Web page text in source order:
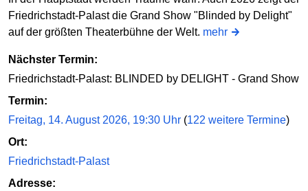
Friedrichstadt-Palast die Grand Show "Blinded by Delight"
auf der größten Theaterbühne der Welt. mehr
Nächster Termin:
Friedrichstadt-Palast: BLINDED by DELIGHT - Grand Show
Termin:
Freitag, 14. August 2026, 19:30 Uhr (122 weitere Termine)
Ort:
Friedrichstadt-Palast
Adresse: